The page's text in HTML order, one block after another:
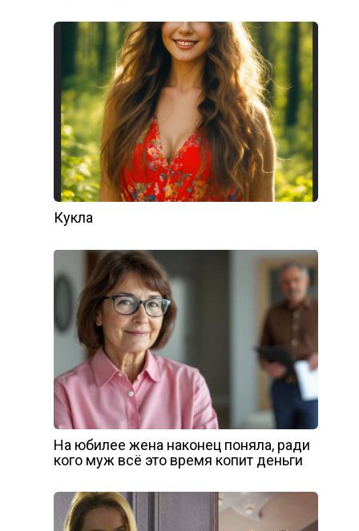
Кукла
На юбилее жена наконец поняла, ради
кого муж всё это время копит деньги